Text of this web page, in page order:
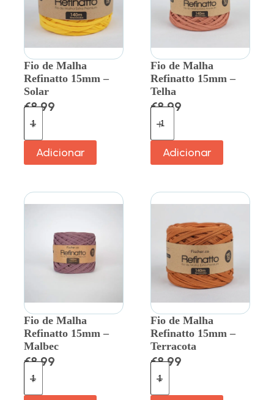
Fio de Malha
Refinatto 15mm –
Solar
€8.99
Adicionar
Fio de Malha
Refinatto 15mm –
Telha
€8.99
Adicionar
Fio de Malha
Refinatto 15mm –
Malbec
€8.99
Fio de Malha
Refinatto 15mm –
Terracota
€8.99